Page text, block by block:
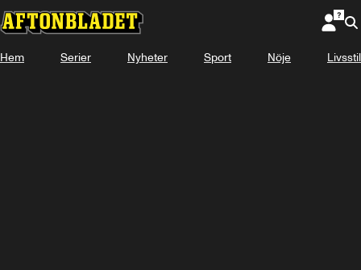
Hem Serier Nyheter Sport Nöje Livsstil